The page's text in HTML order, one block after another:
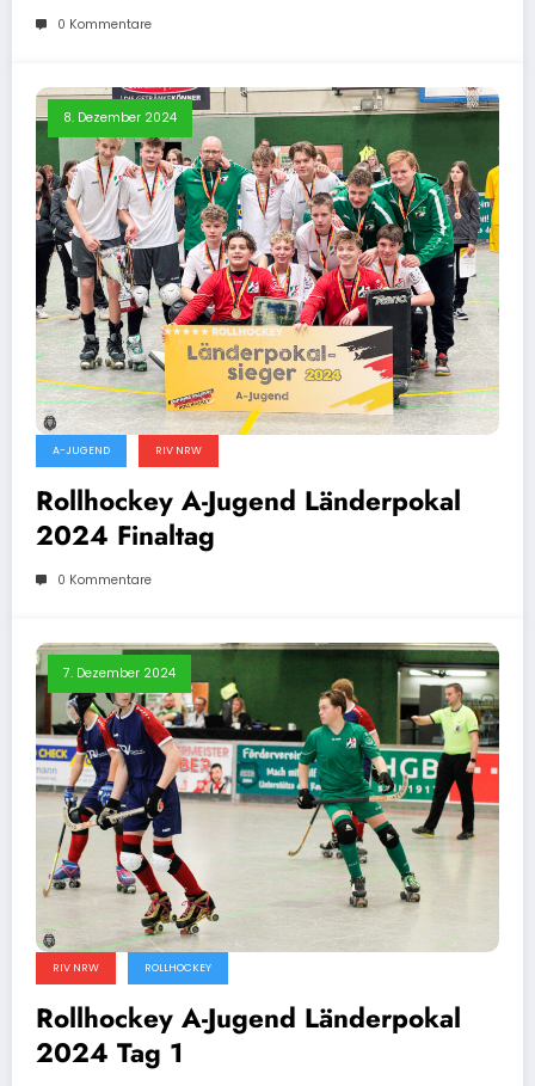
0 Kommentare
8. Dezember 2024
A-JUGEND RIV NRW
Rollhockey A-Jugend Länderpokal
2024 Finaltag
0 Kommentare
7. Dezember 2024
RIV NRW ROLLHOCKEY
Rollhockey A-Jugend Länderpokal
2024 Tag 1